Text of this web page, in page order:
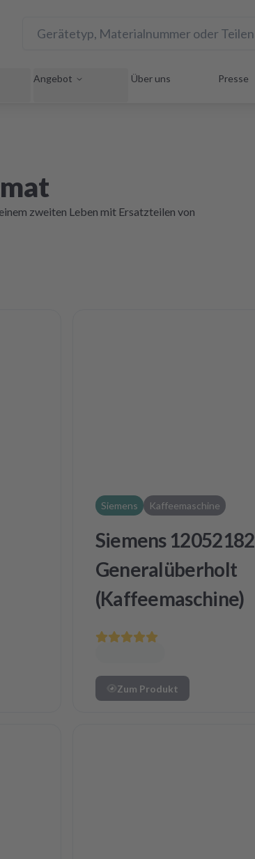
Angebot Über uns Presse
zweiten Leben mit Ersatzteilen von
Siemens Kaffeemaschine
Siemens 12052182
Generalüberholt
(Kaffeemaschine)
Zum Produkt